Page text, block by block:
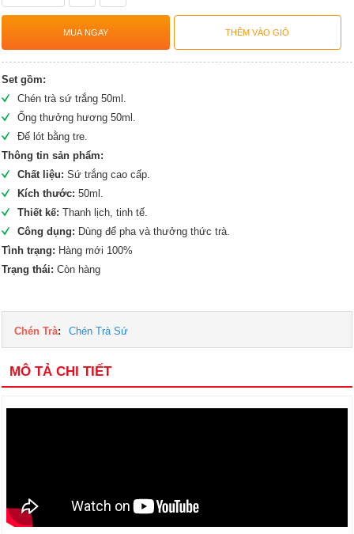
Set gồm:
Chén trà sứ trắng 50ml.
Ống thưởng hương 50ml.
Đế lót bằng tre.
Thông tin sản phẩm:
Chất liệu: Sứ trắng cao cấp.
Kích thước: 50ml.
Thiết kế:Thanh lịch, tinh tế.
Công dụng: Dùng để pha và thưởng thức trà.
Tình trạng: Hàng mới 100%
Trạng thái:Còn hàng
Chén Trà: Chén Trà Sứ
MÔ TẢ CHI TIẾT